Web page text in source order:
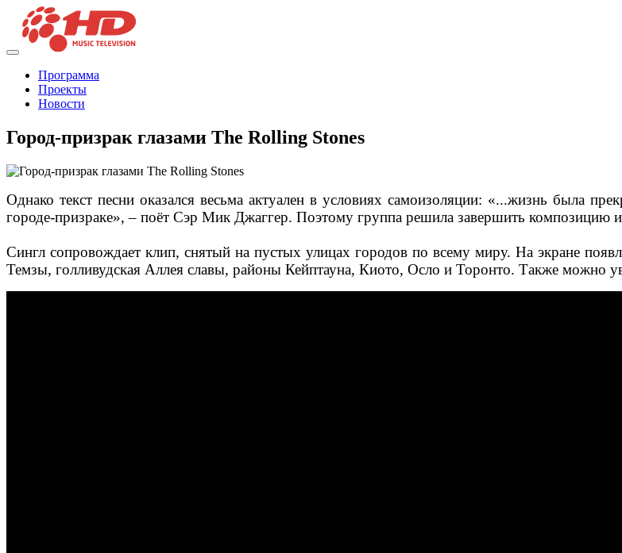
Программа
Проекты
Новости
Город-призрак глазами The Rolling Stones
Однако текст песни оказался весьма актуален в условиях самоизоляции: «...жизнь была
городе-призраке», – поёт Сэр Мик Джаггер. Поэтому группа решила завершить композицию
Сингл сопровождает клип, снятый на пустых улицах городов по всему миру. На экране
Темзы, голливудская Аллея славы, районы Кейптауна, Киото, Осло и Торонто. Также можно